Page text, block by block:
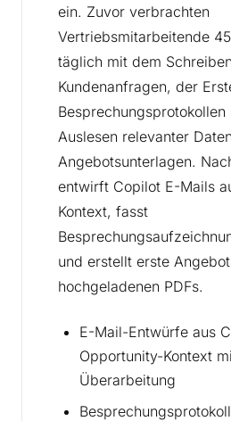
ein. Zuvor verbrachten
Vertriebsmitarbeitende
täglich mit dem
Kundenanfragen, der
Besprechungsprotokollen
Auslesen relevanter
Angebotsunterlagen.
entwirft Copilot E-Mails
Kontext, fasst
und erstellt erste
hochgeladenen PDFs.
E-Mail-Entwürfe aus
Opportunity-Kontext
Überarbeitung